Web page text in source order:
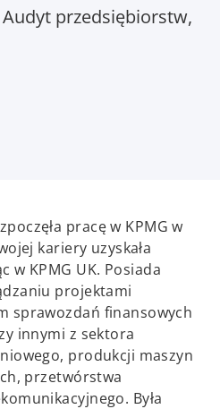
przedsiębiorstw,
pracę w KPMG w
kariery uzyskała
w KPMG UK. Posiada
projektami
sprawozdań finansowych
innymi z sektora
produkcji maszyn
przetwórstwa
Była